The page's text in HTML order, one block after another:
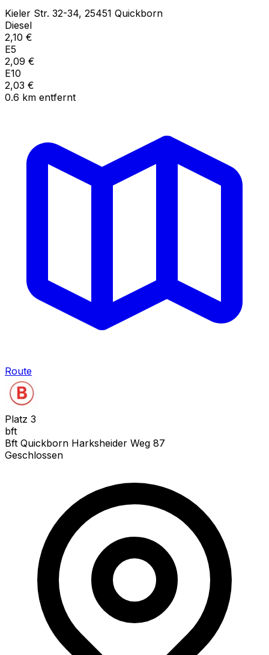
Kieler Str. 32-34, 25451 Quickborn
Diesel
2,10 €
E5
2,09 €
E10
2,03 €
0.6 km entfernt
Route
Platz 3
bft
Bft Quickborn Harksheider Weg 87
Geschlossen